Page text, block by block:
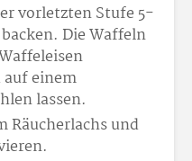
vorletzten Stufe 5-
Die Waffeln
einem
lassen.
Räucherlachs und